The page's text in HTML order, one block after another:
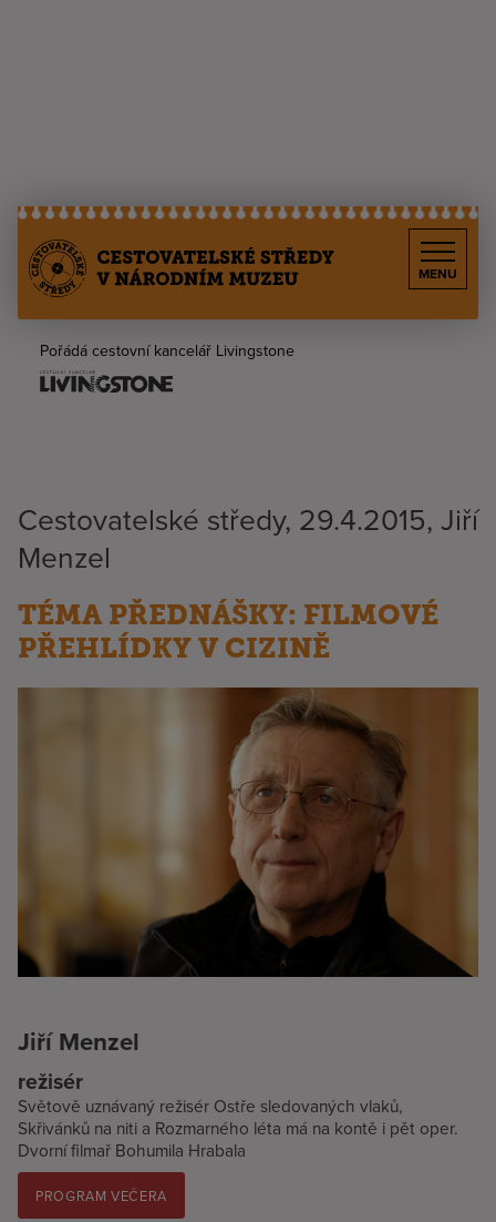
MENU
Pořádá cestovní kancelář Livingstone
Cestovatelské středy, 29.4.2015, Jiří
Menzel
TÉMA PŘEDNÁŠKY: FILMOVÉ
PŘEHLÍDKY V CIZINĚ
Jiří Menzel
režisér
Světově uznávaný režisér Ostře sledovaných vlaků,
Skřivánků na niti a Rozmarného léta má na kontě i pět oper.
Dvorní filmař Bohumila Hrabala
PROGRAM VEČERA